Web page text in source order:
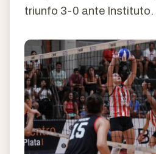
triunfo 3-0 ante Instituto.